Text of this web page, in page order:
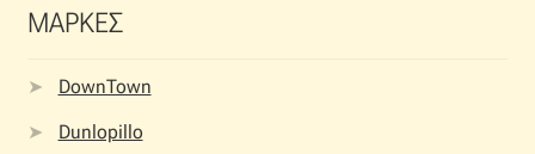
ΜΑΡΚΕΣ
DownTown
Dunlopillo